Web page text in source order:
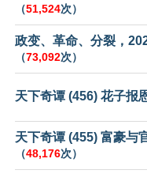
（51,524次）
政变、革命、分裂，
（73,092次）
天下奇谭 (456) 花子报
天下奇谭 (455) 富豪与
（48,176次）